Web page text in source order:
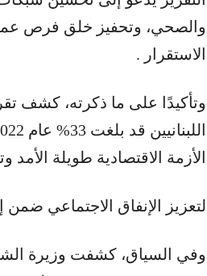
والصحي، وتحفيز خلق فرص عمل
الاستقرار .
الأزمة الاقتصادية طويلة الأمد
لتعزيز الإنفاق الاجتماعي ضمن
وفي السياق، كشفت وزيرة